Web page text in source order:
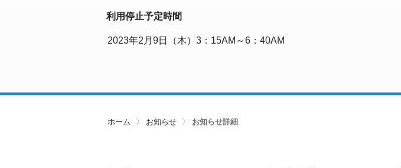
利用停止予定時間
2023年2月9日（木）3：15AM～6：40AM
ホーム お知らせ お知らせ詳細